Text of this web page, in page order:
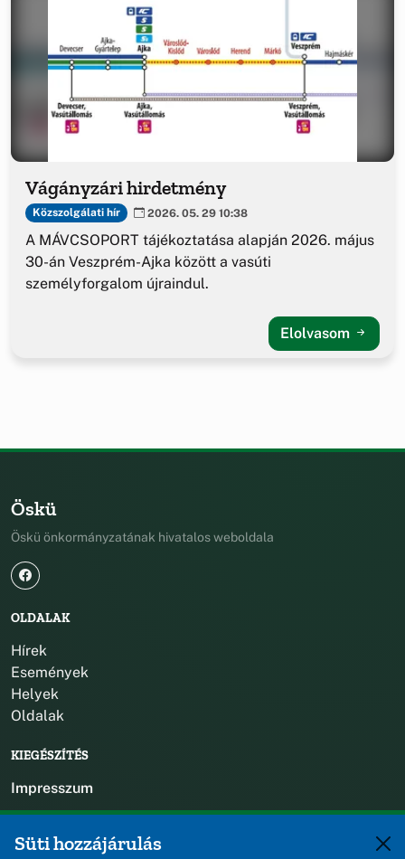
Vágányzári hirdetmény
Közszolgálati hír 2026. 05. 29 10:38
A MÁVCSOPORT tájékoztatása alapján 2026. május
30-án Veszprém-Ajka között a vasúti
személyforgalom újraindul.
Elolvasom
Öskü
Öskü önkormányzatának hivatalos weboldala
OLDALAK
Hírek
Események
Helyek
Oldalak
KIEGÉSZÍTÉS
Impresszum
Süti hozzájárulás